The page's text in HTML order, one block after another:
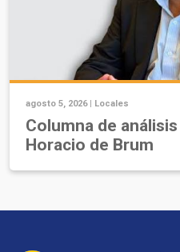
agosto 5, 2026 | Locales
Columna de
Horacio de Brum